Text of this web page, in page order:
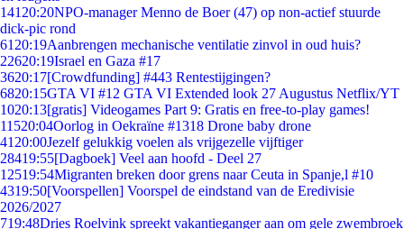
141 20:20NPO-manager Menno de Boer (47) op non-actief stuurde
dick-pic rond
61 20:19Aanbrengen mechanische ventilatie zinvol in oud huis?
22620:19Israel en Gaza #17
3620:17[Crowdfunding] #443 Rentestijgingen?
6820:15GTA VI #12 GTA VI Extended look 27 Augustus Netflix/YT
1020:13[gratis] Videogames Part 9: Gratis en free-to-play games!
11520:04Oorlog in Oekraïne #1318 Drone baby drone
41 20:00Jezelf gelukkig voelen als vrijgezelle vijftiger
28419:55[Dagboek] Veel aan hoofd - Deel 27
12519:54Migranten breken door grens naar Ceuta in Spanje,l #10
4319:50[Voorspellen] Voorspel de eindstand van de Eredivisie
2026/2027
719:48Dries Roelvink spreekt vakantieganger aan om gele zwembroek